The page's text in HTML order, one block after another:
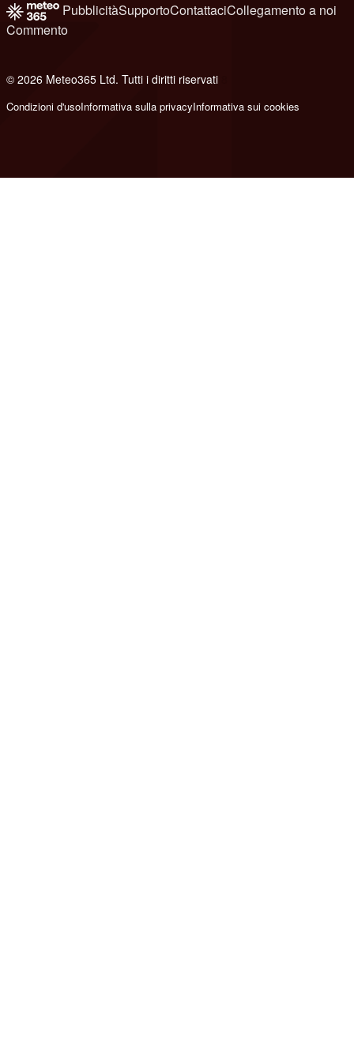
PubblicitàSupportoContattaciCollegamento a noi
Commento
© 2026 Meteo365 Ltd. Tutti i diritti riservati
Condizioni d'usoInformativa sulla privacyInformativa sui cookies